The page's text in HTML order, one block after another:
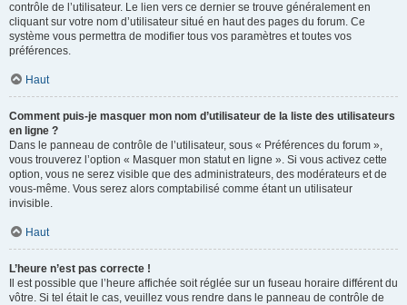
contrôle de l’utilisateur. Le lien vers ce dernier se trouve généralement en
cliquant sur votre nom d’utilisateur situé en haut des pages du forum. Ce
système vous permettra de modifier tous vos paramètres et toutes vos
préférences.
Haut
Comment puis-je masquer mon nom d’utilisateur de la liste des utilisateurs
en ligne ?
Dans le panneau de contrôle de l’utilisateur, sous « Préférences du forum »,
vous trouverez l’option « Masquer mon statut en ligne ». Si vous activez cette
option, vous ne serez visible que des administrateurs, des modérateurs et de
vous-même. Vous serez alors comptabilisé comme étant un utilisateur
invisible.
Haut
L’heure n’est pas correcte !
Il est possible que l’heure affichée soit réglée sur un fuseau horaire différent du
vôtre. Si tel était le cas, veuillez vous rendre dans le panneau de contrôle de